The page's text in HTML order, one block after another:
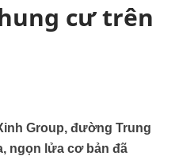
cư trên
Group, đường Trung
ngọn lửa cơ bản đã